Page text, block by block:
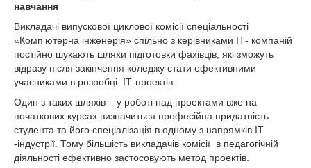
навчання
Викладачі випускової циклової комісії спеціальності
«Комп’ютерна інженерія» спільно з керівниками ІТ- компаній
постійно шукають шляхи підготовки фахівців, які зможуть
відразу після закінчення коледжу стати ефективними
учасниками в розробці ІТ-проектів.
Один з таких шляхів – у роботі над проектами вже на
початкових курсах визначиться професійна придатність
студента та його спеціалізація в одному з напрямків ІТ
-індустрії. Тому більшість викладачів комісії в педагогічній
діяльності ефективно застосовують метод проектів.